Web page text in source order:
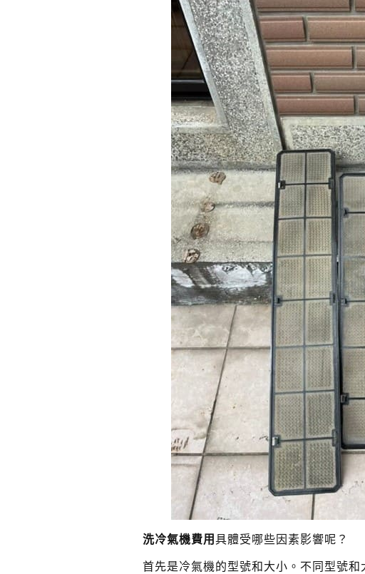
洗冷氣機費用 具體受哪些因素影響呢？
首先是冷氣機的型號和大小。不同型號